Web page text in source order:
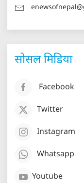
सोसल मिडिया
Facebook
Twitter
Instagram
Whatsapp
Youtube